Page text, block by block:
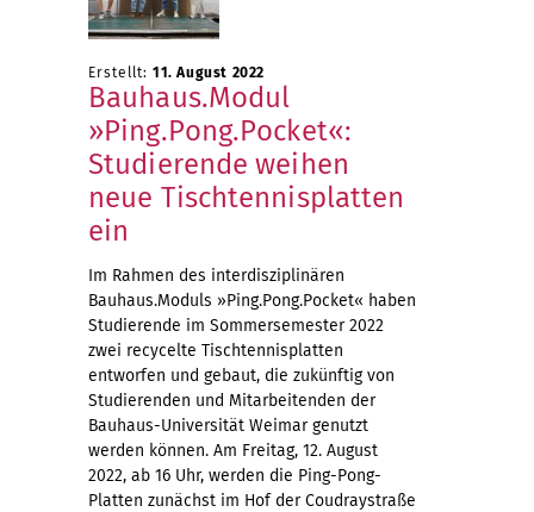
Erstellt: 11. August 2022
Bauhaus.Modul
»Ping.Pong.Pocket«:
Studierende weihen
neue Tischtennisplatten
ein
Im Rahmen des interdisziplinären
Bauhaus.Moduls »Ping.Pong.Pocket« haben
Studierende im Sommersemester 2022
zwei recycelte Tischtennisplatten
entworfen und gebaut, die zukünftig von
Studierenden und Mitarbeitenden der
Bauhaus-Universität Weimar genutzt
werden können. Am Freitag, 12. August
2022, ab 16 Uhr, werden die Ping-Pong-
Platten zunächst im Hof der Coudraystraße